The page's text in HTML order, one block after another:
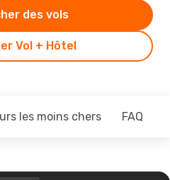
Vol + Hôtel
des vols
les moins chers FAQ